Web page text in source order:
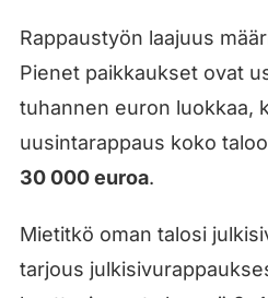
Rappaustyön laajuus
Pienet paikkaukset ovat
tuhannen euron luokkaa,
uusintarappaus koko
30 000 euroa.
Mietitkö oman talosi
tarjous